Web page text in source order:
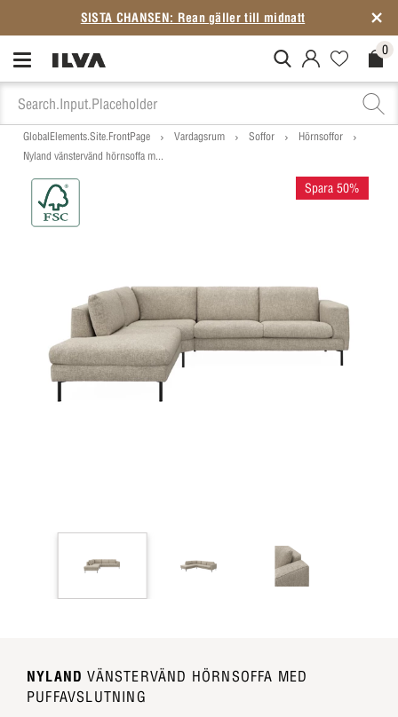
SISTA CHANSEN: Rean gäller till midnatt
MitIlva.Login 0
GlobalElements.Site.FrontPage Vardagsrum Soffor
Hörnsoffor
Nyland vänstervänd hörnsoffa m...
Spara 50%
NYLAND VÄNSTERVÄND HÖRNSOFFA MED
PUFFAVSLUTNING